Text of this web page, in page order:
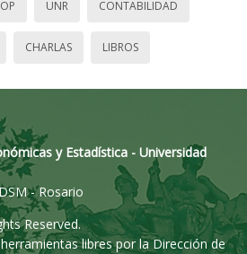
UNR CONTABILIDAD
CHARLAS LIBROS
y Estadística - Universidad
- Rosario
Reserved.
libres por la Dirección de